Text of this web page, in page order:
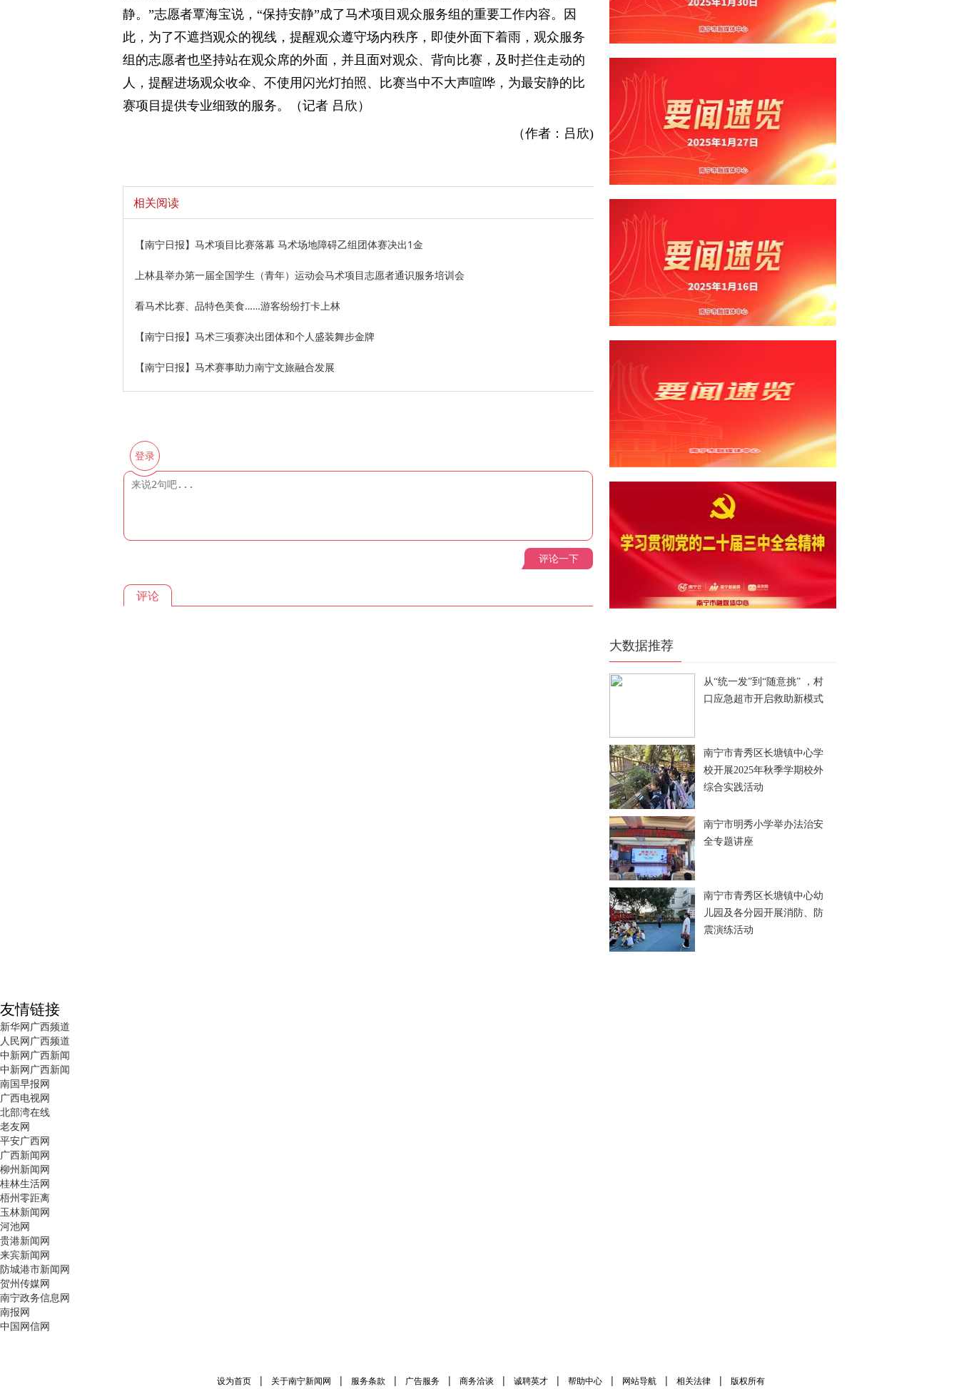
静。”志愿者覃海宝说，“保持安静”成了马术项目观众服务组的重要工作内容。因
此，为了不遮挡观众的视线，提醒观众遵守场内秩序，即使外面下着雨，观众服务
组的志愿者也坚持站在观众席的外面，并且面对观众、背向比赛，及时拦住走动的
人，提醒进场观众收伞、不使用闪光灯拍照、比赛当中不大声喧哗，为最安静的比
赛项目提供专业细致的服务。（记者 吕欣）
（作者：吕欣)
相关阅读
【南宁日报】马术项目比赛落幕 马术场地障碍乙组团体赛决出1金
上林县举办第一届全国学生（青年）运动会马术项目志愿者通识服务培训会
看马术比赛、品特色美食……游客纷纷打卡上林
【南宁日报】马术三项赛决出团体和个人盛装舞步金牌
【南宁日报】马术赛事助力南宁文旅融合发展
登录
评论一下
评论
大数据推荐
从“统一发”到“随意挑” ，村
口应急超市开启救助新模式
南宁市青秀区长塘镇中心学
校开展2025年秋季学期校外
综合实践活动
南宁市明秀小学举办法治安
全专题讲座
南宁市青秀区长塘镇中心幼
儿园及各分园开展消防、防
震演练活动
友情链接
新华网广西频道
人民网广西频道
中新网广西新闻
中新网广西新闻
南国早报网
广西电视网
北部湾在线
老友网
平安广西网
广西新闻网
柳州新闻网
桂林生活网
梧州零距离
玉林新闻网
河池网
贵港新闻网
来宾新闻网
防城港市新闻网
贺州传媒网
南宁政务信息网
南报网
中国网信网
设为首页 | 关于南宁新闻网 | 服务条款 | 广告服务 | 商务洽谈 | 诚聘英才 | 帮助中心 | 网站导航 | 相关法律 | 版权所有